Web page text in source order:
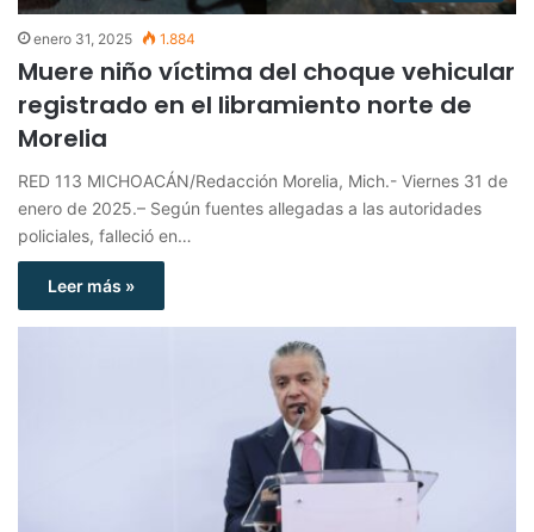
enero 31, 2025 1.884
Muere niño víctima del choque vehicular
registrado en el libramiento norte de
Morelia
RED 113 MICHOACÁN/Redacción Morelia, Mich.- Viernes 31 de
enero de 2025.– Según fuentes allegadas a las autoridades
policiales, falleció en…
Leer más »